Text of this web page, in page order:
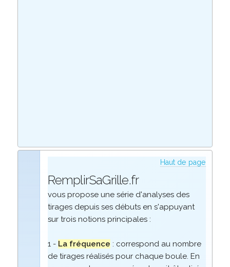
Haut de page
RemplirSaGrille.fr
vous propose une série d'analyses des
tirages depuis ses débuts en s'appuyant
sur trois notions principales :
1 - La fréquence : correspond au nombre
de tirages réalisés pour chaque boule. En